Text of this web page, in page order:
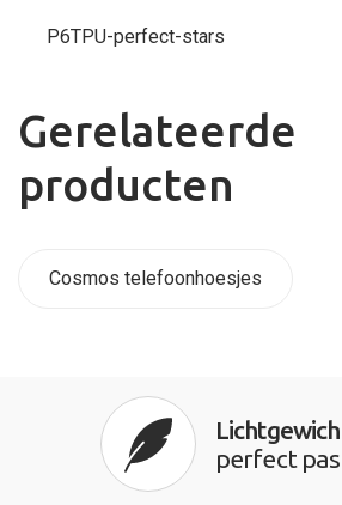
P6TPU-perfect-stars
Gerelateerde
producten
Cosmos telefoonhoesjes
perfect